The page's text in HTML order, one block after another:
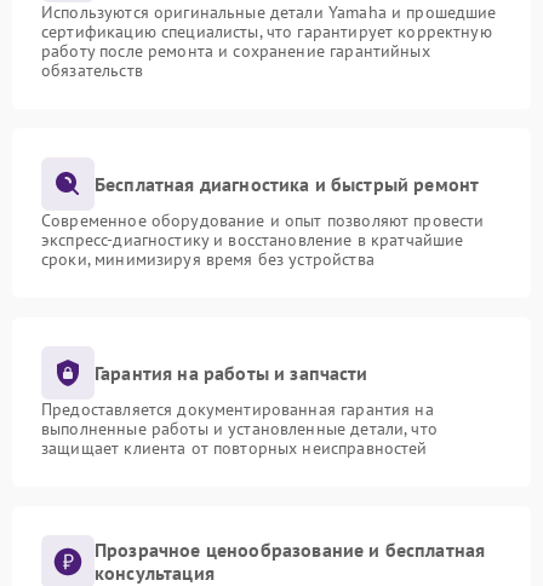
Используются оригинальные детали Yamaha и прошедшие
сертификацию специалисты, что гарантирует корректную
работу после ремонта и сохранение гарантийных
обязательств
Бесплатная диагностика и быстрый ремонт
Современное оборудование и опыт позволяют провести
экспресс-диагностику и восстановление в кратчайшие
сроки, минимизируя время без устройства
Гарантия на работы и запчасти
Предоставляется документированная гарантия на
выполненные работы и установленные детали, что
защищает клиента от повторных неисправностей
Прозрачное ценообразование и бесплатная
консультация